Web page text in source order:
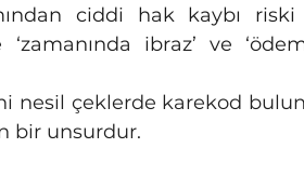
ciddi hak kaybı
‘zamanında ibraz’ ve
nesil çeklerde karekod
bir unsurdur.